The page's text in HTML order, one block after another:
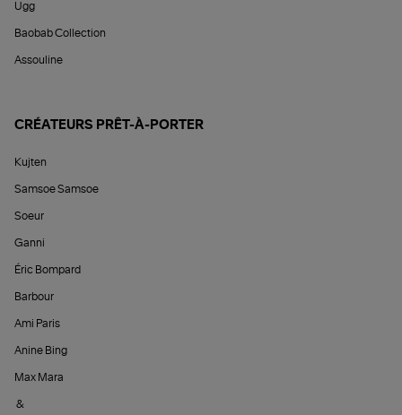
Ugg
Baobab Collection
Assouline
CRÉATEURS PRÊT-À-PORTER
Kujten
Samsoe Samsoe
Soeur
Ganni
Éric Bompard
Barbour
Ami Paris
Anine Bing
Max Mara
&